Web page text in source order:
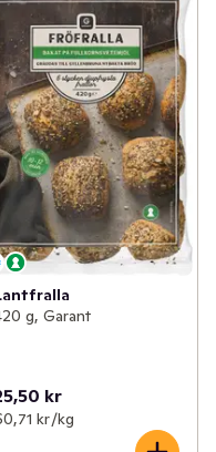
g, Garant
kr
kr /kg